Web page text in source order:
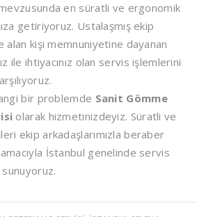
en süratli ve ergonomik
getiriyoruz. Ustalaşmış ekip
alan kişi memnuniyetine dayanan
ile ihtiyacınız olan servis işlemlerini
bir problemde Sanit Gömme
olarak hizmetinizdeyiz. Süratli ve
ekip arkadaşlarımızla beraber
İstanbul genelinde servis